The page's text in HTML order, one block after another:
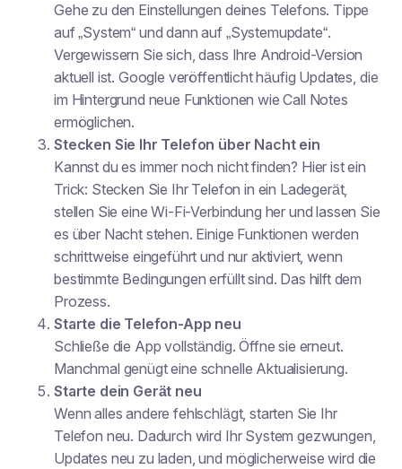
Gehe zu den Einstellungen deines Telefons. Tippe
auf „System“ und dann auf „Systemupdate“.
Vergewissern Sie sich, dass Ihre Android-Version
aktuell ist. Google veröffentlicht häufig Updates, die
im Hintergrund neue Funktionen wie Call Notes
ermöglichen.
Stecken Sie Ihr Telefon über Nacht ein
Kannst du es immer noch nicht finden? Hier ist ein
Trick: Stecken Sie Ihr Telefon in ein Ladegerät,
stellen Sie eine Wi-Fi-Verbindung her und lassen Sie
es über Nacht stehen. Einige Funktionen werden
schrittweise eingeführt und nur aktiviert, wenn
bestimmte Bedingungen erfüllt sind. Das hilft dem
Prozess.
Starte die Telefon-App neu
Schließe die App vollständig. Öffne sie erneut.
Manchmal genügt eine schnelle Aktualisierung.
Starte dein Gerät neu
Wenn alles andere fehlschlägt, starten Sie Ihr
Telefon neu. Dadurch wird Ihr System gezwungen,
Updates neu zu laden, und möglicherweise wird die